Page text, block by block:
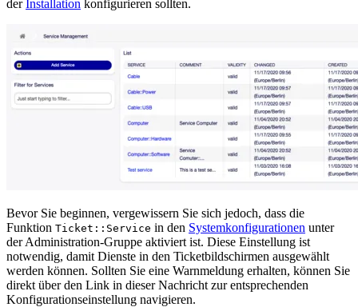
derInstallation konfigurieren sollten.
Bevor Sie beginnen, vergewissern Sie sich jedoch, dass die
Funktion Ticket::Service in den Systemkonfigurationen unter
der Administration-Gruppe aktiviert ist. Diese Einstellung ist
notwendig, damit Dienste in den Ticketbildschirmen ausgewählt
werden können. Sollten Sie eine Warnmeldung erhalten, können Sie
direkt über den Link in dieser Nachricht zur entsprechenden
Konfigurationseinstellung navigieren.